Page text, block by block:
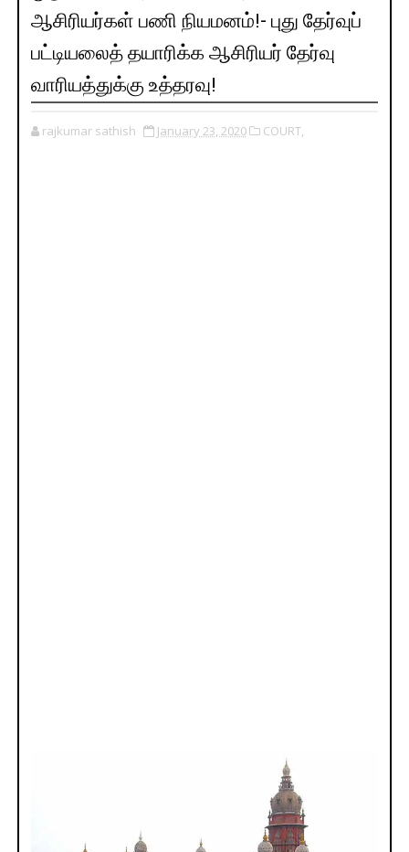
ஆசிரியர்கள் பணி நியமனம்!- புது தேர்வுப்
பட்டியலைத் தயாரிக்க ஆசிரியர் தேர்வு
வாரியத்துக்கு உத்தரவு!
rajkumar sathish January 23, 2020 COURT,